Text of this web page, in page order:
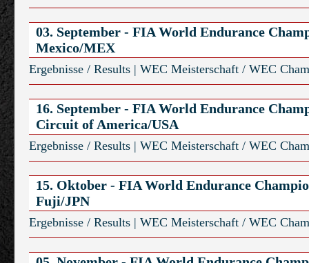
03. September - FIA World Endurance
Mexico/MEX
Ergebnisse / Results | WEC Meisterschaft / WEC
16. September - FIA World Endurance
Circuit of America/USA
Ergebnisse / Results | WEC Meisterschaft / WEC
15. Oktober - FIA World Endurance
Fuji/JPN
Ergebnisse / Results | WEC Meisterschaft / WEC